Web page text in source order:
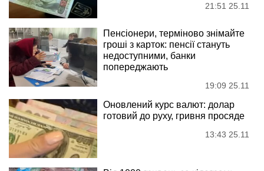
21:51 25.11
Пенсіонери, терміново знімайте
гроші з карток: пенсії стануть
недоступними, банки
попереджають
19:09 25.11
Оновлений курс валют: долар
готовий до руху, гривня просяде
13:43 25.11